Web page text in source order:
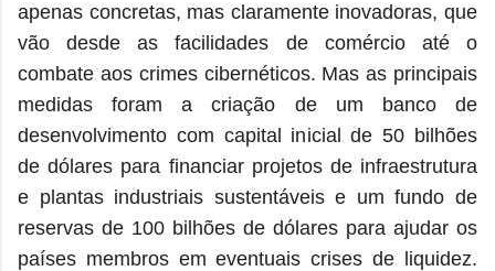
apenas concretas, mas claramente inovadoras, que
vão desde as facilidades de comércio até o
combate aos crimes cibernéticos. Mas as principais
medidas foram a criação de um banco de
desenvolvimento com capital inicial de 50 bilhões
de dólares para financiar projetos de infraestrutura
e plantas industriais sustentáveis e um fundo de
reservas de 100 bilhões de dólares para ajudar os
países membros em eventuais crises de liquidez.